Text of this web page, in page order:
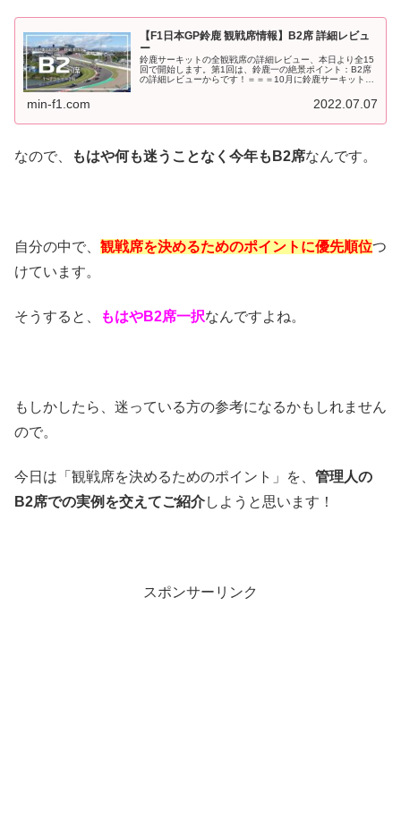
【F1日本GP鈴鹿 観戦席情報】B2席 詳細レビュ
ー
鈴鹿サーキットの全観戦席の詳細レビュー、本日より全15
回で開始します。第1回は、鈴鹿一の絶景ポイント：B2席
の詳細レビューからです！＝＝＝10月に鈴鹿サーキットで
min-f1.com 2022.07.07
なので、 もはや何も迷うことなく今年もB2席なんです。
自分の中で、 観戦席を決めるためのポイントに優先順位つ
けています。
そうすると、 もはやB2席一択なんですよね。
もしかしたら、迷っている方の参考になるかもしれません
ので。
今日は「観戦席を決めるためのポイント」を、 管理人の
B2席での実例を交えてご紹介しようと思います！
スポンサーリンク